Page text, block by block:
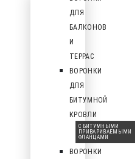
ДЛЯ
БАЛКОНОВ
И
ТЕРРАС
ВОРОНКИ
ДЛЯ
БИТУМНОЙ
КРОВЛИ
С БИТУМНЫМИ
ПРИВАРИВАЕМЫМИ
ФЛАНЦАМИ
ВОРОНКИ